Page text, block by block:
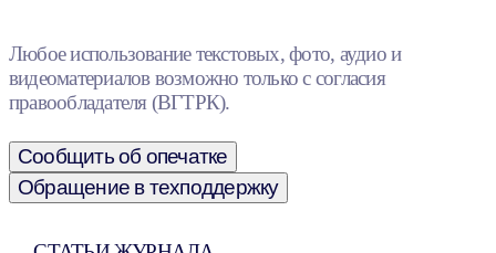
Любое использование текстовых, фото, аудио и
видеоматериалов возможно только с согласия
правообладателя (ВГТРК).
Сообщить об опечатке
Обращение в техподдержку